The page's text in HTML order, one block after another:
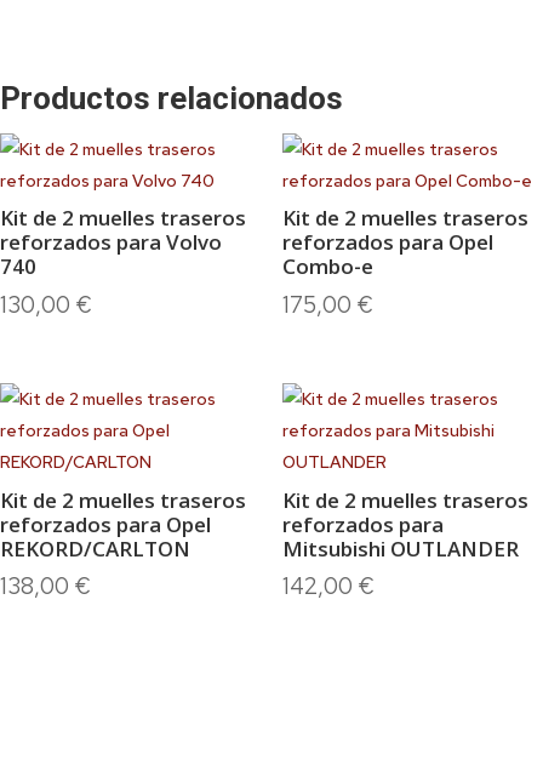
Productos relacionados
Kit de 2 muelles traseros
reforzados para Volvo
740
130,00 €
Kit de 2 muelles traseros
reforzados para Opel
Combo-e
175,00 €
Kit de 2 muelles traseros
reforzados para Opel
REKORD/CARLTON
138,00 €
Kit de 2 muelles traseros
reforzados para
Mitsubishi OUTLANDER
142,00 €